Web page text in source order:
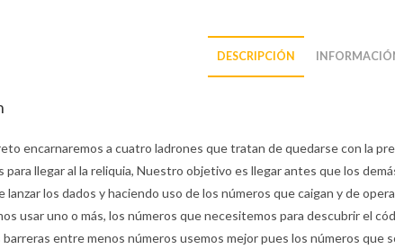
DESCRIPCIÓN
encarnaremos a cuatro ladrones que tratan de quedarse con la
para llegar al la reliquia, Nuestro objetivo es llegar antes que los
lanzar los dados y haciendo uso de los números que caigan y de
usar uno o más, los números que necesitemos para descubrir el
barreras entre menos números usemos mejor pues los números